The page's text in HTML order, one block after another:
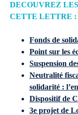
DECOUVREZ
CETTE LETTRE :
Fonds de
Point sur les
Suspension
Neutralité
solidarité :
Dispositif de
3e projet de